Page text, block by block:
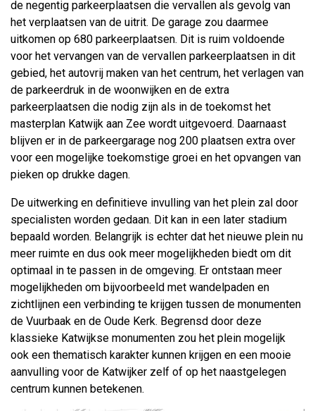
de negentig parkeerplaatsen die vervallen als gevolg van
het verplaatsen van de uitrit. De garage zou daarmee
uitkomen op 680 parkeerplaatsen. Dit is ruim voldoende
voor het vervangen van de vervallen parkeerplaatsen in dit
gebied, het autovrij maken van het centrum, het verlagen van
de parkeerdruk in de woonwijken en de extra
parkeerplaatsen die nodig zijn als in de toekomst het
masterplan Katwijk aan Zee wordt uitgevoerd. Daarnaast
blijven er in de parkeergarage nog 200 plaatsen extra over
voor een mogelijke toekomstige groei en het opvangen van
pieken op drukke dagen.
De uitwerking en definitieve invulling van het plein zal door
specialisten worden gedaan. Dit kan in een later stadium
bepaald worden. Belangrijk is echter dat het nieuwe plein nu
meer ruimte en dus ook meer mogelijkheden biedt om dit
optimaal in te passen in de omgeving. Er ontstaan meer
mogelijkheden om bijvoorbeeld met wandelpaden en
zichtlijnen een verbinding te krijgen tussen de monumenten
de Vuurbaak en de Oude Kerk. Begrensd door deze
klassieke Katwijkse monumenten zou het plein mogelijk
ook een thematisch karakter kunnen krijgen en een mooie
aanvulling voor de Katwijker zelf of op het naastgelegen
centrum kunnen betekenen.